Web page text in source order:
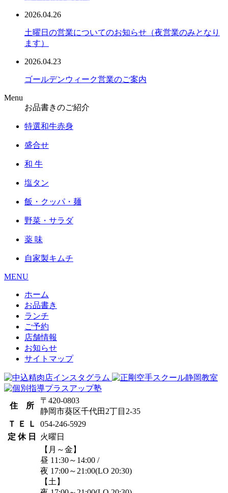
2026.04.26
土曜日の営業についてのお知らせ（夜営業のみとなり
ます）
2026.04.23
ゴールデンウィーク営業のご案内
Menu
お品書きのご紹介
特選和牛赤身
盛合せ
和 牛
塩タン
飯・クッパ・麺
野菜・サラダ
薬 味
自家製キムチ
MENU
ホーム
お品書き
ランチ
ご予約
店舗情報
お知らせ
サイトマップ
住 所
〒420-0803
静岡市葵区千代田2丁目2-35
Ｔ Ｅ Ｌ
054-246-5929
定 休 日
火曜日
【月～金】
昼 11:30～14:00 /
夜 17:00～21:00(LO 20:30)
【土】